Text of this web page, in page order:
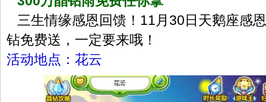
三生情缘感恩回馈！11月30日天鹅座感
钻免费送，一定要来哦！
活动地点：花云